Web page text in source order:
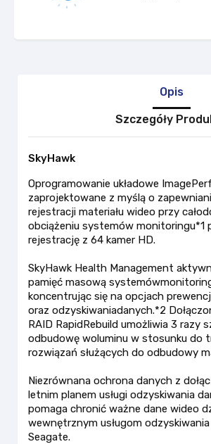
Opis
Szczegóły
SkyHawk
Oprogramowanie układowe
zaprojektowane z myślą o
rejestracji materiału wideo przy
obciążeniu systemów monitoringu*1
rejestrację z 64 kamer HD.
SkyHawk Health Management
pamięć masową
koncentrując się na opcjach
oraz odzyskiwaniadanych.*2
RAID RapidRebuild umożliwia 3 razy
odbudowę woluminu w stosunku do
rozwiązań służących do odbudowy
Niezrównana ochrona danych z
letnim planem usługi odzyskiwania
pomaga chronić ważne dane wideo
wewnętrznym usługom
Seagate.